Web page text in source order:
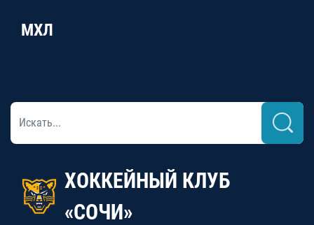
МХЛ
ХОККЕЙНЫЙ КЛУБ
«СОЧИ»